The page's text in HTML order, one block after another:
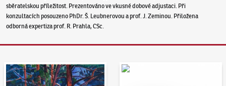
sběratelskou příležitost. Prezentováno ve vkusné dobové adjustaci. Při
konzultacích posouzeno PhDr. Š. Leubnerovou a prof. J. Zeminou. Přiložena
odborná expertiza prof. R. Prahla, CSc.
Aukční den 95 Dražit online - Artslimit